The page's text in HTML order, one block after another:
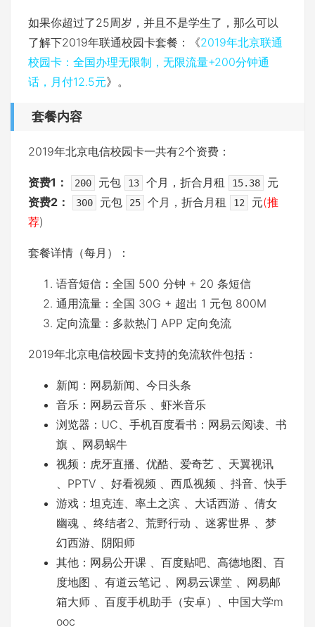
如果你超过了25周岁，并且不是学生了，那么可以
了解下2019年联通校园卡套餐：《2019年北京联通
校园卡：全国办理无限制，无限流量+200分钟通
话，月付12.5元》。
套餐内容
2019年北京电信校园卡一共有2个资费：
资费1： 200 元包 13 个月，折合月租 15.38
元
资费2：
300 元包 25 个月，折合月租 12 元(推
荐)
套餐详情（每月）：
语音短信：全国 500 分钟 + 20 条短信
‌通用流量：全国 30G + 超出 1 元包 800M
定向流量：多款热门 APP 定向免流
2019年北京电信校园卡支持的免流软件包括：
新闻：网易新闻、今日头条
音乐：网易云音乐 、虾米音乐
浏览器：UC、手机百度看书：网易云阅读、书
旗 、网易蜗牛
视频：虎牙直播、优酷、爱奇艺 、天翼视讯
、PPTV 、好看视频 、西瓜视频 、抖音、快手
游戏：坦克连、率土之滨 、大话西游 、倩女
幽魂 、终结者2、荒野行动 、迷雾世界 、梦
幻西游、阴阳师
其他：网易公开课 、百度贴吧、高德地图、百
度地图 、有道云笔记 、网易云课堂 、网易邮
箱大师 、百度手机助手（安卓）、中国大学m
ooc